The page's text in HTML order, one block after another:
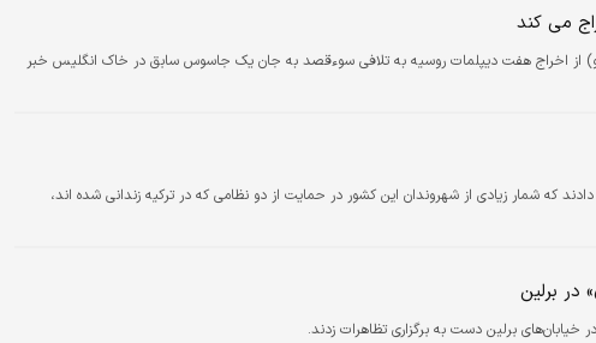
می کند
از اخراج هفت دیپلمات روسیه به تلافی سوءقصد به جان یک جاسوس سابق در خاک انگلیس خبر
که شمار زیادی از شهروندان این کشور در حمایت از دو نظامی که در ترکیه زندانی شده اند،
در برلین
خیابان‌های برلین دست به برگزاری تظاهرات زدند.